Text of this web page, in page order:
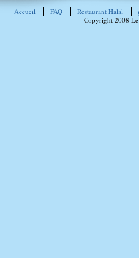
Accueil FAQ Restaurant Halal
Copyright 2008